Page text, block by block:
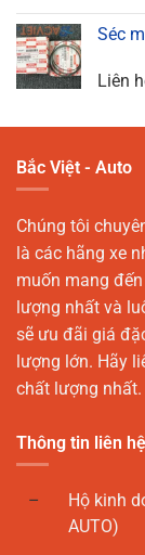
Séc
Liên
Bắc Việt - Auto
Chúng tôi
là các hãng xe
muốn mang
lượng nhất và
sẽ ưu đãi giá
lượng lớn. Hãy
chất lượng nhất.
Thông tin liên hệ
Hộ kinh
AUTO)